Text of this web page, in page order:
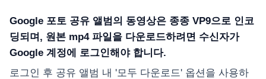
Google 포토 공유 앨범의 동영상은 종종 VP9으로 인코
딩되며, 원본 mp4 파일을 다운로드하려면 수신자가
Google 계정에 로그인해야 합니다.
로그인 후 공유 앨범 내 '모두 다운로드' 옵션을 사용하